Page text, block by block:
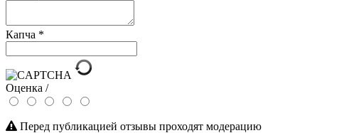
Капча *
Оценка /
Перед публикацией отзывы проходят модерацию